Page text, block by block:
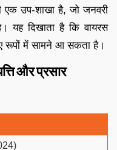
उप-शाखा है, जो जनवरी
यह दिखाता है कि वायरस
रूपों में सामने आ सकता है।
और प्रसार